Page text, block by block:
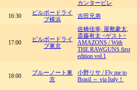
カンタービレ
16:30
ビルボードライ
ブ横浜
吉田兄弟
17:00
ビルボードライ
ブ東京
佐橋佳幸, 屋敷豪太,
斎藤有太 <ゲスト>
AMAZONS / With
THE RAWGUNS first
edition vol.1
18:00
ブルーノート東
京
小野リサ / Fly me to
Brasil ～ via Italy！